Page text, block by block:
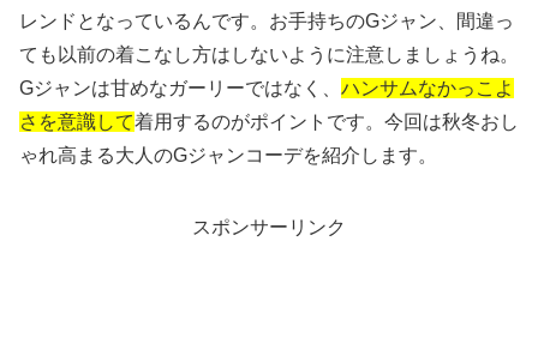
レンドとなっているんです。お手持ちのGジャン、間違っ
ても以前の着こなし方はしないように注意しましょうね。
Gジャンは甘めなガーリーではなく、 ハンサムなかっこよ
さを意識して着用するのがポイントです。今回は秋冬おし
ゃれ高まる大人のGジャンコーデを紹介します。
スポンサーリンク